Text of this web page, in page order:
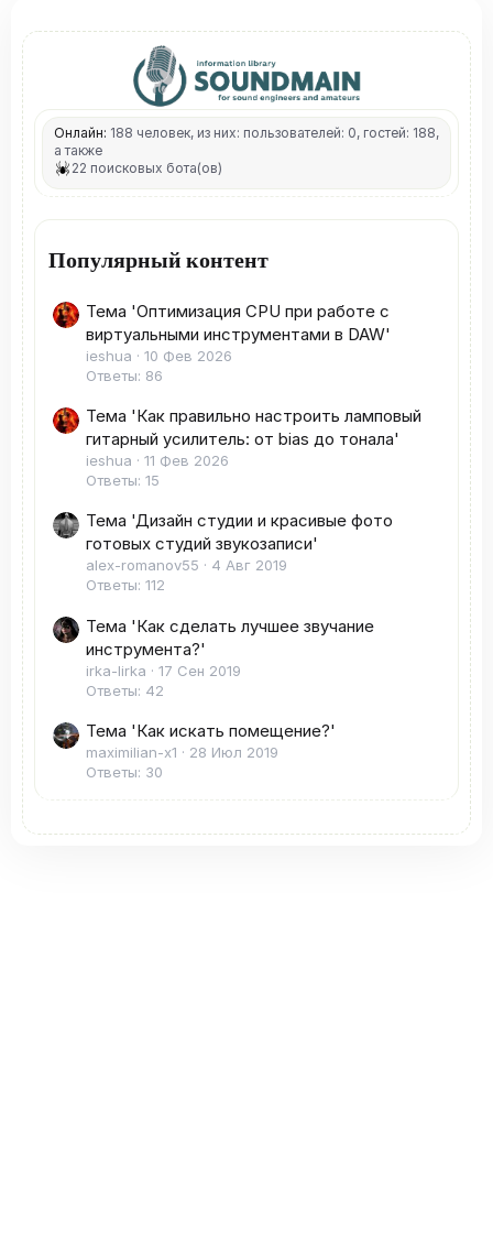
Онлайн: 188 человек, из них: пользователей: 0, гостей: 188,
а также
22 поисковых бота(ов)
Популярный контент
Тема 'Оптимизация CPU при работе с
виртуальными инструментами в DAW'
ieshua
10 Фев 2026
Ответы: 86
Тема 'Как правильно настроить ламповый
гитарный усилитель: от bias до тонала'
ieshua
11 Фев 2026
Ответы: 15
Тема 'Дизайн студии и красивые фото
готовых студий звукозаписи'
alex-romanov55
4 Авг 2019
Ответы: 112
Тема 'Как сделать лучшее звучание
инструмента?'
irka-lirka
17 Сен 2019
Ответы: 42
Тема 'Как искать помещение?'
maximilian-x1
28 Июл 2019
Ответы: 30